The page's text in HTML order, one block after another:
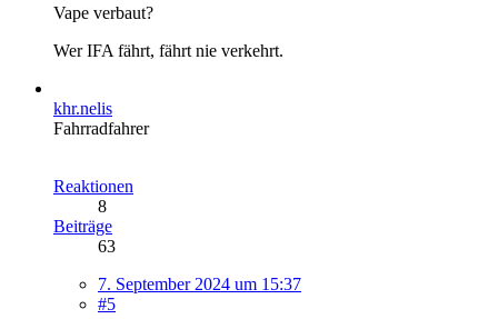
Vape verbaut?
Wer IFA fährt, fährt nie verkehrt.
khr.nelis
Fahrradfahrer
Reaktionen
8
Beiträge
63
7. September 2024 um 15:37
#5